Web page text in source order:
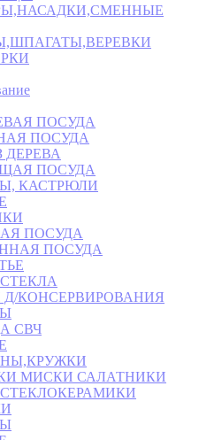
ПОСУДА
ПОСУДА
ДЕРЕВА
ПОСУДА
КАСТРЮЛИ
ПОСУДА
ПОСУДА
Д/КОНСЕРВИРОВАНИЯ
СВЧ
МИСКИ САЛАТНИКИ